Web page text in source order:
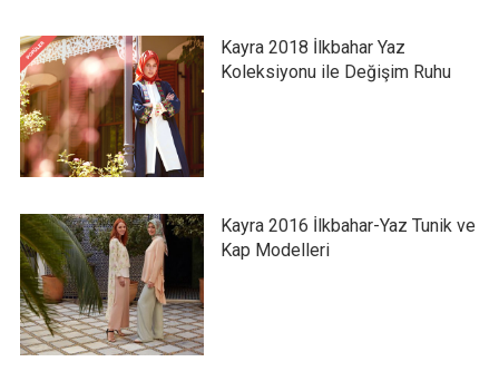
Kayra 2018 İlkbahar Yaz
Koleksiyonu ile Değişim Ruhu
Kayra 2016 İlkbahar-Yaz Tunik ve
Kap Modelleri